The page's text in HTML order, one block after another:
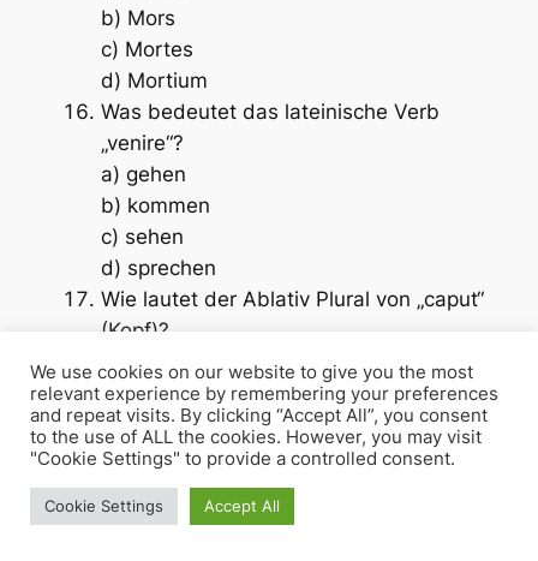
b) Mors
c) Mortes
d) Mortium
Was bedeutet das lateinische Verb
„venire“?
a) gehen
b) kommen
c) sehen
d) sprechen
Wie lautet der Ablativ Plural von „caput“
(Kopf)?
a) Capitibus
b) Capitis
c) Capite
d) Capita
Was ist der Infinitiv Perfekt von
„ducere“ (führen)?
We use cookies on our website to give you the most
relevant experience by remembering your preferences
and repeat visits. By clicking “Accept All”, you consent
to the use of ALL the cookies. However, you may visit
"Cookie Settings" to provide a controlled consent.
Cookie Settings Accept All